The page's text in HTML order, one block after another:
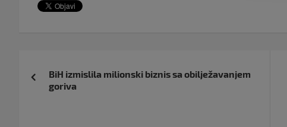
objava
BiH izmislila milionski biznis sa obilježavanjem
goriva